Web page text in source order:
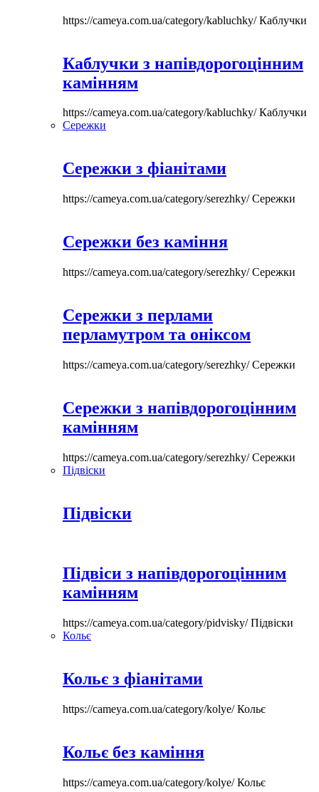
https://cameya.com.ua/category/kabluchky/Каблучки
Каблучки з напівдорогоцінним
камінням
https://cameya.com.ua/category/kabluchky/Каблучки
Сережки
Сережки з фіанітами
https://cameya.com.ua/category/serezhky/Сережки
Сережки без каміння
https://cameya.com.ua/category/serezhky/Сережки
Сережки з перлами
перламутром та оніксом
https://cameya.com.ua/category/serezhky/Сережки
Сережки з напівдорогоцінним
камінням
https://cameya.com.ua/category/serezhky/Сережки
Підвіски
Підвіски
Підвіси з напівдорогоцінним
камінням
https://cameya.com.ua/category/pidvisky/Підвіски
Кольє
Кольє з фіанітами
https://cameya.com.ua/category/kolye/Кольє
Кольє без каміння
https://cameya.com.ua/category/kolye/Кольє